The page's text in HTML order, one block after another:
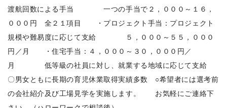
渡航回数による手当 一つの手当で２，０００～１６，
０００円 全２１項目 ・プロジェクト手当：プロジェクト
規模や難易度に応じて支給 ５，０００～５５，０００
円／月 ・住宅手当：４，０００～３０，０００円／
月 低等級の社員に対し、就業する地域に応じて支給
〇男女ともに長期の育児休業取得実績多数 ○希望者には選考前
の会社紹介及び工場見学を実施します。 お気軽にご連絡下